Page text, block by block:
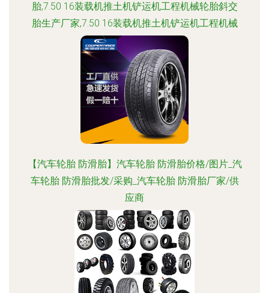
胎,7.50 16装载机推土机铲运机工程机械轮胎斜交
胎生产厂家,7.50 16装载机推土机铲运机工程机械
轮胎斜交胎价格
【汽车轮胎 防滑胎】汽车轮胎 防滑胎价格/图片_汽
车轮胎 防滑胎批发/采购_汽车轮胎 防滑胎厂家/供
应商